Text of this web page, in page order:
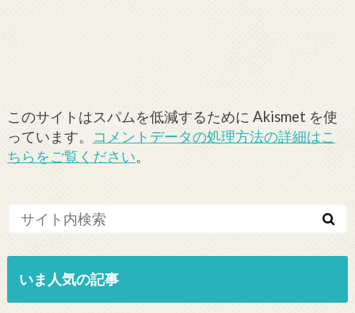
このサイトはスパムを低減するために Akismet を使
っています。 コメントデータの処理方法の詳細はこ
ちらをご覧ください。
いま人気の記事